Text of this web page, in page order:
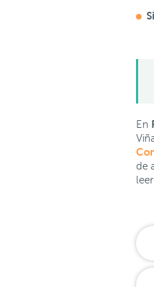
En
de